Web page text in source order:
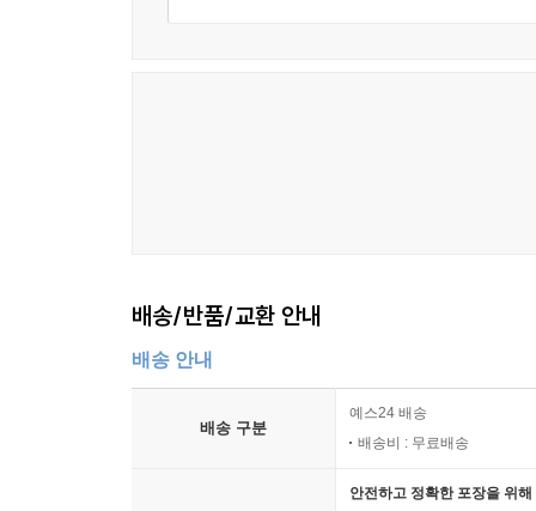
배송/반품/교환 안내
배송 안내
배송 구분
예스24 배송
배송비 : 무료배송
안전하고 정확한 포장을 위